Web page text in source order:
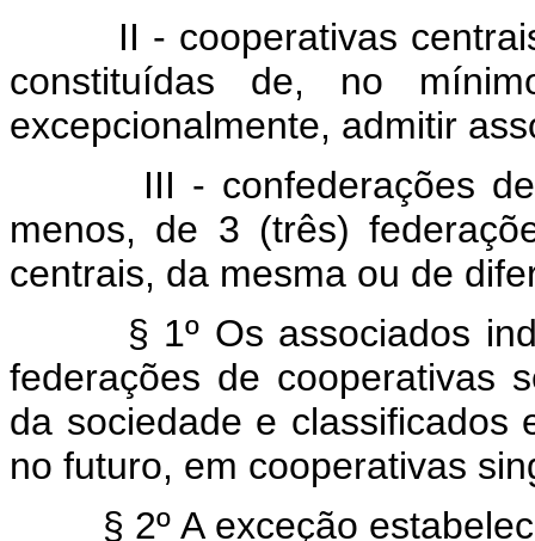
II - cooperativas centrais
constituídas de, no
excepcionalmente, admitir
III - confederações de
menos, de 3 (três)
centrais, da mesma ou de
§ 1º Os associados
federações de cooperativas
da sociedade e classificados
no futuro, em cooperativas
§ 2º A exceção